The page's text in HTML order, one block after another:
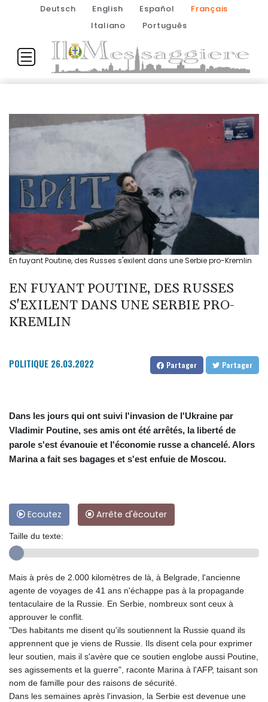
Deutsch English Español
Français
Italiano
Português
En fuyant Poutine, des Russes s'exilent dans une Serbie pro-Kremlin
EN FUYANT POUTINE, DES RUSSES
S'EXILENT DANS UNE SERBIE PRO-
KREMLIN
POLITIQUE 26.03.2022 Partager Partager
Dans les jours qui ont suivi l'invasion de l'Ukraine par
Vladimir Poutine, ses amis ont été arrêtés, la liberté de
parole s'est évanouie et l'économie russe a chancelé. Alors
Marina a fait ses bagages et s'est enfuie de Moscou.
Ecoutez Arrête d'écouter
Taille du texte:
Mais à près de 2.000 kilomètres de là, à Belgrade, l'ancienne
agente de voyages de 41 ans n'échappe pas à la propagande
tentaculaire de la Russie. En Serbie, nombreux sont ceux à
approuver le conflit.
"Des habitants me disent qu'ils soutiennent la Russie quand ils
apprennent que je viens de Russie. Ils disent cela pour exprimer
leur soutien, mais il s'avère que ce soutien englobe aussi Poutine,
ses agissements et la guerre", raconte Marina à l'AFP, taisant son
nom de famille pour des raisons de sécurité.
Dans les semaines après l'invasion, la Serbie est devenue une